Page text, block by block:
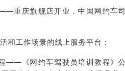
重庆旗舰店开业，中国网约车
和工作场景的线上服务平台；
——《网约车驾驶员培训教程》